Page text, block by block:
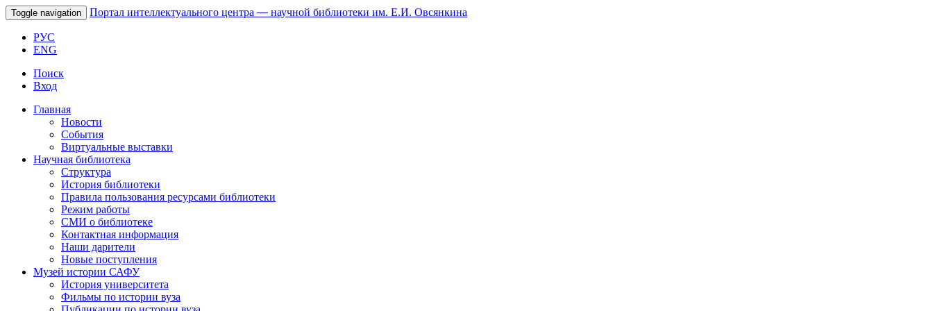
Toggle navigation Портал интеллектуального центра — научной библиотеки им. Е.И. Овсянкина
РУС
ENG
Поиск
Вход
Главная
Новости
События
Виртуальные выставки
Научная библиотека
Структура
История библиотеки
Правила пользования ресурсами библиотеки
Режим работы
СМИ о библиотеке
Контактная информация
Наши дарители
Новые поступления
Музей истории САФУ
История университета
Фильмы по истории вуза